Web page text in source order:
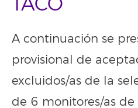
A continuación se
provisional de
excluidos/as de la
de 6 monitores/as